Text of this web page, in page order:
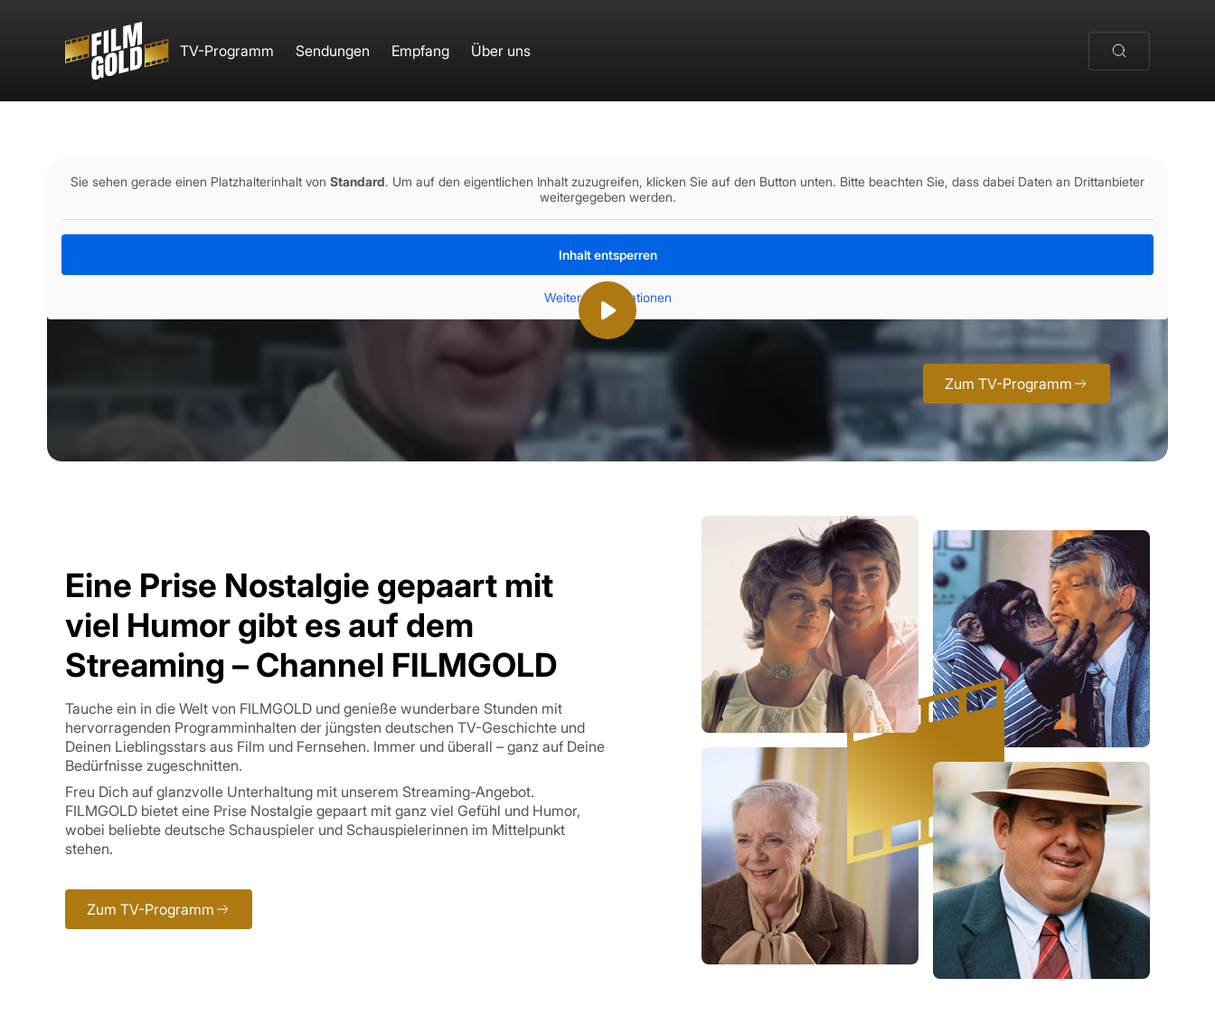
TV-Programm Sendungen Empfang Über uns
Sie sehen gerade einen Platzhalterinhalt von Standard. Um auf den eigentlichen Inhalt zuzugreifen, klicken Sie auf den Button unten. Bitte beachten Sie, dass dabei Daten an Drittanbieter
weitergegeben werden.
Inhalt entsperren
Weitere Informationen
FILMGOLD
Streaming – Channel
Zum TV-Programm
Eine Prise Nostalgie gepaart mit
viel Humor gibt es auf dem
Streaming – Channel FILMGOLD
Tauche ein in die Welt von FILMGOLD und genieße wunderbare Stunden mit
hervorragenden Programminhalten der jüngsten deutschen TV-Geschichte und
Deinen Lieblingsstars aus Film und Fernsehen. Immer und überall – ganz auf Deine
Bedürfnisse zugeschnitten.
Freu Dich auf glanzvolle Unterhaltung mit unserem Streaming-Angebot.
FILMGOLD bietet eine Prise Nostalgie gepaart mit ganz viel Gefühl und Humor,
wobei beliebte deutsche Schauspieler und Schauspielerinnen im Mittelpunkt
stehen.
Zum TV-Programm